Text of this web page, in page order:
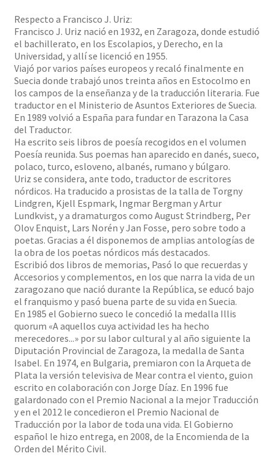
Respecto a Francisco J. Uriz:
Francisco J. Uriz nació en 1932, en Zaragoza, donde estudió
el bachillerato, en los Escolapios, y Derecho, en la
Universidad, y allí se licenció en 1955.
Viajó por varios países europeos y recaló finalmente en
Suecia donde trabajó unos treinta años en Estocolmo en
los campos de la enseñanza y de la traducción literaria. Fue
traductor en el Ministerio de Asuntos Exteriores de Suecia.
En 1989 volvió a España para fundar en Tarazona la Casa
del Traductor.
Ha escrito seis libros de poesía recogidos en el volumen
Poesía reunida. Sus poemas han aparecido en danés, sueco,
polaco, turco, esloveno, albanés, rumano y búlgaro.
Uriz se considera, ante todo, traductor de escritores
nórdicos. Ha traducido a prosistas de la talla de Torgny
Lindgren, Kjell Espmark, Ingmar Bergman y Artur
Lundkvist, y a dramaturgos como August Strindberg, Per
Olov Enquist, Lars Norén y Jan Fosse, pero sobre todo a
poetas. Gracias a él disponemos de amplias antologías de
la obra de los poetas nórdicos más destacados.
Escribió dos libros de memorias, Pasó lo que recuerdas y
Accesorios y complementos, en los que narra la vida de un
zaragozano que nació durante la República, se educó bajo
el franquismo y pasó buena parte de su vida en Suecia.
En 1985 el Gobierno sueco le concedió la medalla Illis
quorum «A aquellos cuya actividad les ha hecho
merecedores...» por su labor cultural y al año siguiente la
Diputación Provincial de Zaragoza, la medalla de Santa
Isabel. En 1974, en Bulgaria, premiaron con la Arqueta de
Plata la versión televisiva de Mear contra el viento, guion
escrito en colaboración con Jorge Díaz. En 1996 fue
galardonado con el Premio Nacional a la mejor Traducción
y en el 2012 le concedieron el Premio Nacional de
Traducción por la labor de toda una vida. El Gobierno
español le hizo entrega, en 2008, de la Encomienda de la
Orden del Mérito Civil.